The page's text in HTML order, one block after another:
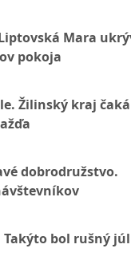
Mara
pokoja
Žilinský kraj čaká
dobrodružstvo.
Takýto bol rušný